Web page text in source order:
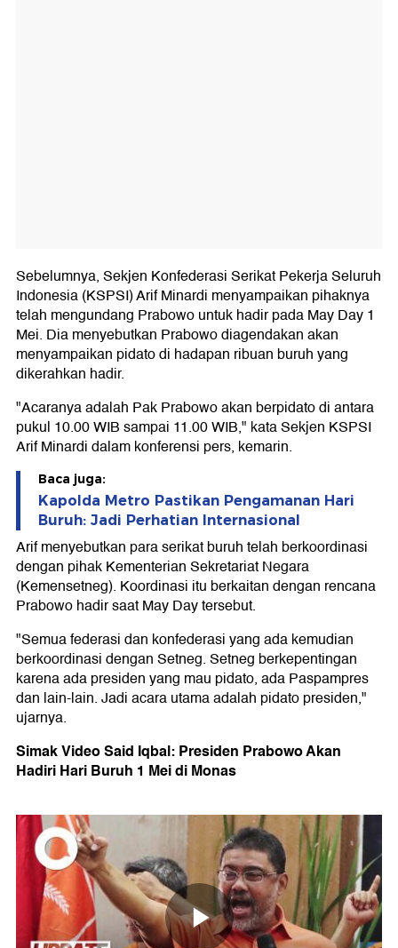
Sebelumnya, Sekjen Konfederasi Serikat Pekerja Seluruh
Indonesia (KSPSI) Arif Minardi menyampaikan pihaknya
telah mengundang Prabowo untuk hadir pada May Day 1
Mei. Dia menyebutkan Prabowo diagendakan akan
menyampaikan pidato di hadapan ribuan buruh yang
dikerahkan hadir.
"Acaranya adalah Pak Prabowo akan berpidato di antara
pukul 10.00 WIB sampai 11.00 WIB," kata Sekjen KSPSI
Arif Minardi dalam konferensi pers, kemarin.
Baca juga:
Kapolda Metro Pastikan Pengamanan Hari
Buruh: Jadi Perhatian Internasional
Arif menyebutkan para serikat buruh telah berkoordinasi
dengan pihak Kementerian Sekretariat Negara
(Kemensetneg). Koordinasi itu berkaitan dengan rencana
Prabowo hadir saat May Day tersebut.
"Semua federasi dan konfederasi yang ada kemudian
berkoordinasi dengan Setneg. Setneg berkepentingan
karena ada presiden yang mau pidato, ada Paspampres
dan lain-lain. Jadi acara utama adalah pidato presiden,"
ujarnya.
Simak Video Said Iqbal: Presiden Prabowo Akan
Hadiri Hari Buruh 1 Mei di Monas